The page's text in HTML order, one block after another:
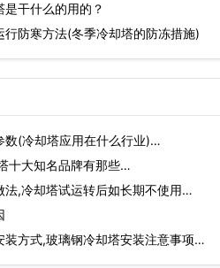
干什么的用的？
防寒方法(冬季冷却塔的防冻措施)
数(冷却塔应用在什么行业)…
十大知名品牌有那些…
法,冷却塔试运转后如长期不使用…
装方式,玻璃钢冷却塔安装注意事项…